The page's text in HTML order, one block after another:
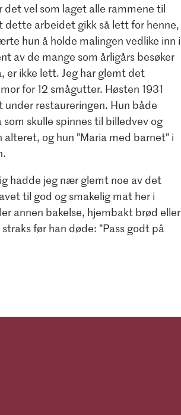
vel som laget alle rammene til
dette arbeidet gikk så lett for henne,
hun å holde malingen vedlike inn i
av de mange som årligårs besøker
er ikke lett. Jeg har glemt det
for 12 smågutter. Høsten 1931
restaureringen. Hun både
skulle spinnes til billedvev og
og hun ”Maria med barnet” i
hadde jeg nær glemt noe av det
til god og smakelig mat her i
annen bakelse, hjembakt brød eller
før han døde: ”Pass godt på